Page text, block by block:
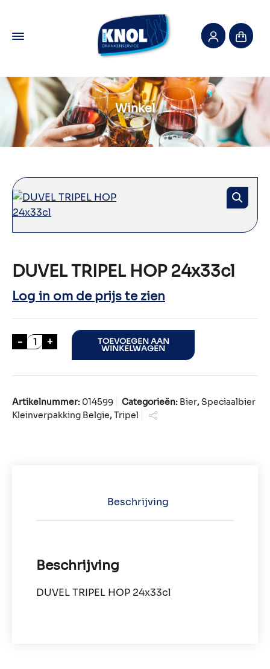
Winkel
DUVEL TRIPEL HOP 24x33cl
Log in om de prijs te zien
- DUVEL TRIPEL HOP 24x33cl aantal
+ TOEVOEGEN AAN
WINKELWAGEN
Artikelnummer: 014599 Categorieën: Bier, Speciaalbier
Kleinverpakking Belgie,Tripel
Beschrijving
Beschrijving
DUVEL TRIPEL HOP 24x33cl